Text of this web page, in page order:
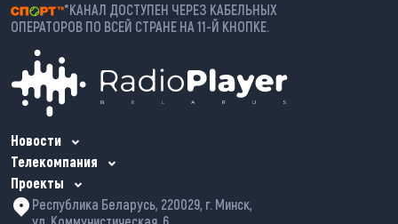
*КАНАЛ ДОСТУПЕН ЧЕРЕЗ КАБЕЛЬНЫХ
ОПЕРАТОРОВ ПО ВСЕЙ СТРАНЕ НА 11-Й КНОПКЕ.
Новости
Телекомпания
Проекты
Республика Беларусь, 220029, г. Минск,